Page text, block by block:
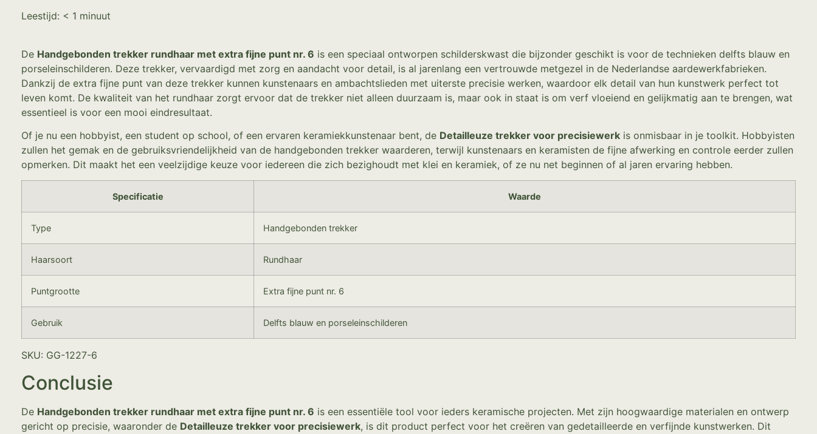
Leestijd: < 1 minuut
De Handgebonden trekker rundhaar met extra fijne punt nr. 6 is een speciaal ontworpen schilderskwast die bijzonder geschikt is voor de technieken delfts blauw en
porseleinschilderen. Deze trekker, vervaardigd met zorg en aandacht voor detail, is al jarenlang een vertrouwde metgezel in de Nederlandse aardewerkfabrieken.
Dankzij de extra fijne punt van deze trekker kunnen kunstenaars en ambachtslieden met uiterste precisie werken, waardoor elk detail van hun kunstwerk perfect tot
leven komt. De kwaliteit van het rundhaar zorgt ervoor dat de trekker niet alleen duurzaam is, maar ook in staat is om verf vloeiend en gelijkmatig aan te brengen, wat
essentieel is voor een mooi eindresultaat.
Of je nu een hobbyist, een student op school, of een ervaren keramiekkunstenaar bent, de Detailleuze trekker voor precisiewerk is onmisbaar in je toolkit. Hobbyisten
zullen het gemak en de gebruiksvriendelijkheid van de handgebonden trekker waarderen, terwijl kunstenaars en keramisten de fijne afwerking en controle eerder zullen
opmerken. Dit maakt het een veelzijdige keuze voor iedereen die zich bezighoudt met klei en keramiek, of ze nu net beginnen of al jaren ervaring hebben.
Specificatie Waarde
Type Handgebonden trekker
Haarsoort Rundhaar
Puntgrootte Extra fijne punt nr. 6
Gebruik Delfts blauw en porseleinschilderen
SKU: GG-1227-6
Conclusie
De Handgebonden trekker rundhaar met extra fijne punt nr. 6 is een essentiële tool voor ieders keramische projecten. Met zijn hoogwaardige materialen en ontwerp
gericht op precisie, waaronder de Detailleuze trekker voor precisiewerk, is dit product perfect voor het creëren van gedetailleerde en verfijnde kunstwerken. Dit